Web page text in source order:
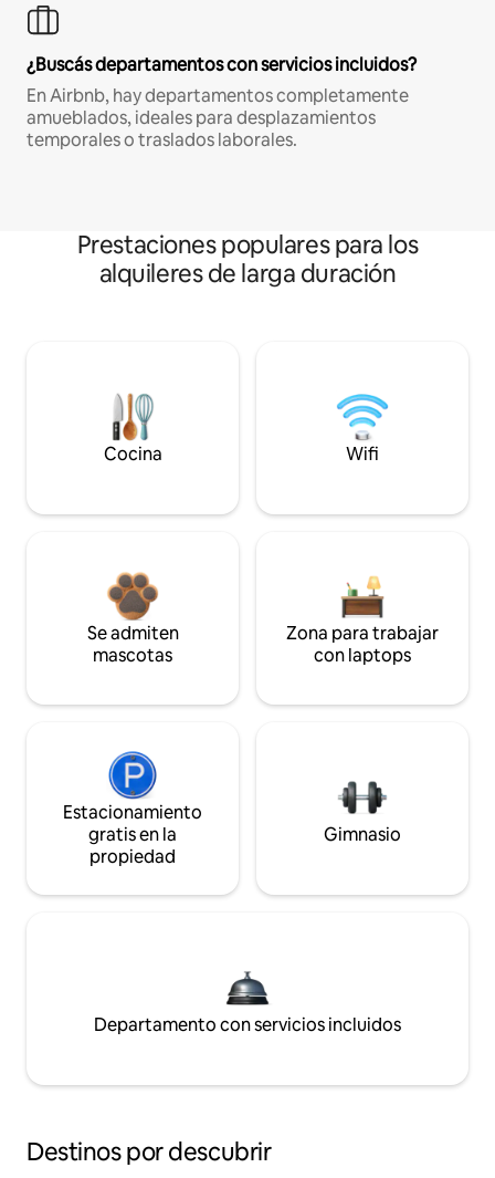
¿Buscás departamentos con servicios incluidos?
En Airbnb, hay departamentos completamente
amueblados, ideales para desplazamientos
temporales o traslados laborales.
Prestaciones populares para los
alquileres de larga duración
Cocina Wifi
Se admiten
mascotas
Zona para trabajar
con laptops
Estacionamiento
gratis en la
propiedad
Gimnasio
Departamento con servicios incluidos
Destinos por descubrir